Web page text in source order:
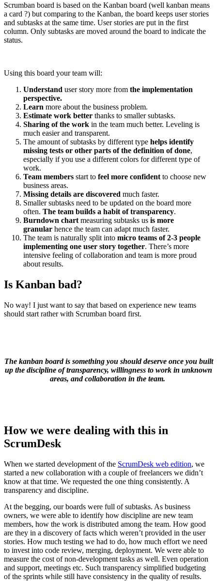
Scrumban board is based on the Kanban board (well kanban means
a card ?) but comparing to the Kanban, the board keeps user stories
and subtasks at the same time. User stories are put in the first
column. Only subtasks are moved around the board to indicate the
status.
Using this board your team will:
Understand user story more from the implementation
perspective.
Learn more about the business problem.
Estimate work better thanks to smaller subtasks.
Sharing of the work in the team much better. Leveling is
much easier and transparent.
The amount of subtasks by different type helps identify
missing tests or other parts of the definition of done,
especially if you use a different colors for different type of
work.
Team members start to feel more confident to choose new
business areas.
Missing details are discovered much faster.
Smaller subtasks need to be updated on the board more
often. The team builds a habit of transparency.
Burndown chart measuring subtasks us is more
granular hence the team can adapt much faster.
The team is naturally split into micro teams of 2-3 people
implementing one user story together. There’s more
intensive feeling of collaboration and team is more proud
about results.
Is Kanban bad?
No way! I just want to say that based on experience new teams
should start rather with Scrumban board first.
The kanban board is something you should deserve once you built
up the discipline of transparency, willingness to work in unknown
areas, and collaboration in the team.
How we were dealing with this in
ScrumDesk
When we started development of the ScrumDesk web edition, we
started a new collaboration with a couple of freelancers we didn’t
know at that time. We requested the one thing consistently. A
transparency and discipline.
At the begging, our boards were full of subtasks. As business
owners, we were able to identify how discipline are new team
members, how the work is distributed among the team. How good
are they in a discovery of facts which weren’t provided in the user
stories. How much testing we had to do, how much effort we need
to invest into code review, merging, deployment. We were able to
measure the cost of non-development tasks as well. Even operation
and support, meetings etc. Such transparency simplified budgeting
of the sprints while still have consistency in the quality of results.